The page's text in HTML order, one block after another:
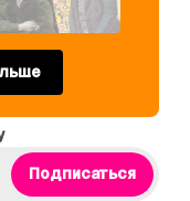
Подписаться